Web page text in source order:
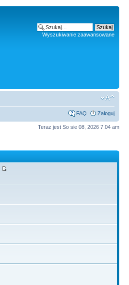
Wyszukiwanie zaawansowane
FAQ Zaloguj
Teraz jest So sie 08, 2026 7:04 am